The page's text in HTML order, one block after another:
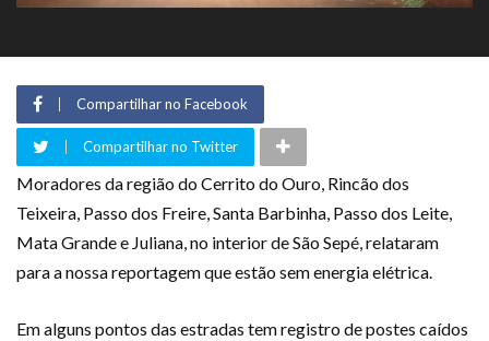
Compartilhar no Facebook
Compartilhar no Twitter
Moradores da região do Cerrito do Ouro, Rincão dos
Teixeira, Passo dos Freire, Santa Barbinha, Passo dos Leite,
Mata Grande e Juliana, no interior de São Sepé, relataram
para a nossa reportagem que estão sem energia elétrica.
Em alguns pontos das estradas tem registro de postes caídos